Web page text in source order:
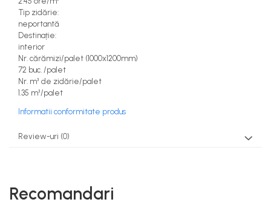
Tip zidărie:
neportantă
Destinație:
interior
Nr. cărămizi/palet (1000x1200mm)
72 buc. /palet
Nr. m³ de zidărie/palet
1.35 m³/palet
Informatii conformitate produs
Review-uri (0)
Recomandari